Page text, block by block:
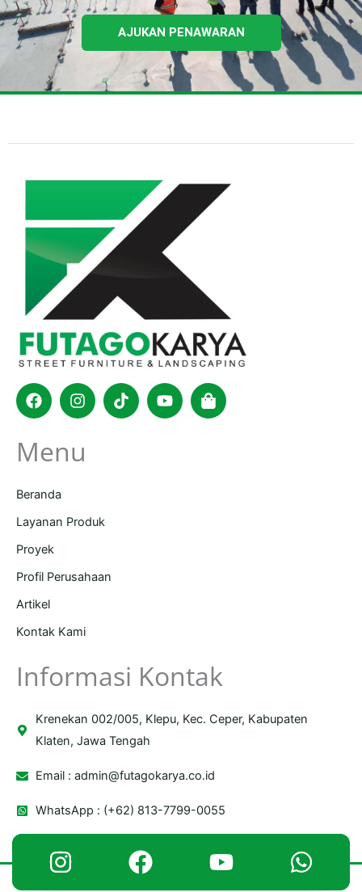
AJUKAN PENAWARAN
FacebookInstagram
TiktokYoutubeShopping-
bag
Menu
Beranda
Layanan Produk
Proyek
Profil Perusahaan
Artikel
Kontak Kami
Informasi Kontak
Krenekan 002/005, Klepu, Kec. Ceper, Kabupaten
Klaten, Jawa Tengah
Email :admin@futagokarya.co.id
WhatsApp : (+62) 813-7799-0055